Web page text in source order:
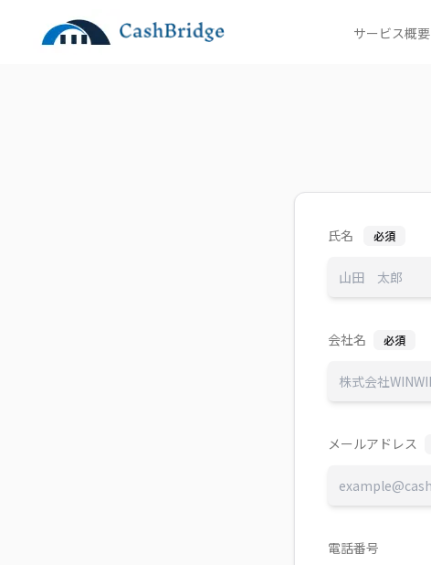
サービス概要
氏名 必須
会社名 必須
メールアドレス
電話番号